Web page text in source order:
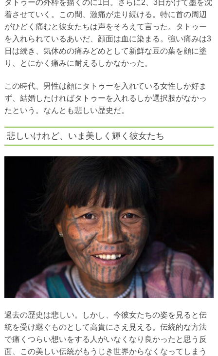
タトゥーの外枠を描くのに1日。さらに2、3日かけて墨を沈
着させていく。この間、激痛が走り続ける。特に首の周辺
がひどく痛むと彼女たちは声をそろえて言った。タトゥー
を入れられているあいだ、顔面は血に染まる。強い痛みは3
日は続き、気休めの痛みどめとして新鮮な豆の葉を顔に塗
り、とにかく痛みに耐えるしかなかった。
この時代、男性は顔にタトゥーを入れている女性しか好ま
ず、結婚したければタトゥーを入れるしか選択肢がなかっ
たという。なんとも悲しい歴史だ。
悲しいけれど、いま美しく輝く彼女たち
過去の歴史は悲しい。しかし、今彼女たちの姿を見ると伝
統を受け継ぐものとして高貴にさえ見える。伝統的な方法
で痛くつらい想いをする人がいなくなり良かったと思う反
面、この美しい伝統がもうじき世界からなくなってしまう